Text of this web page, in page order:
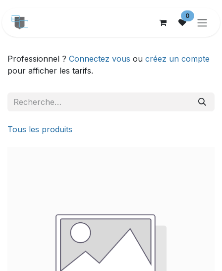
0
Professionnel ? Connectez vous ou créez un compte
pour afficher les tarifs.
Tous les produits